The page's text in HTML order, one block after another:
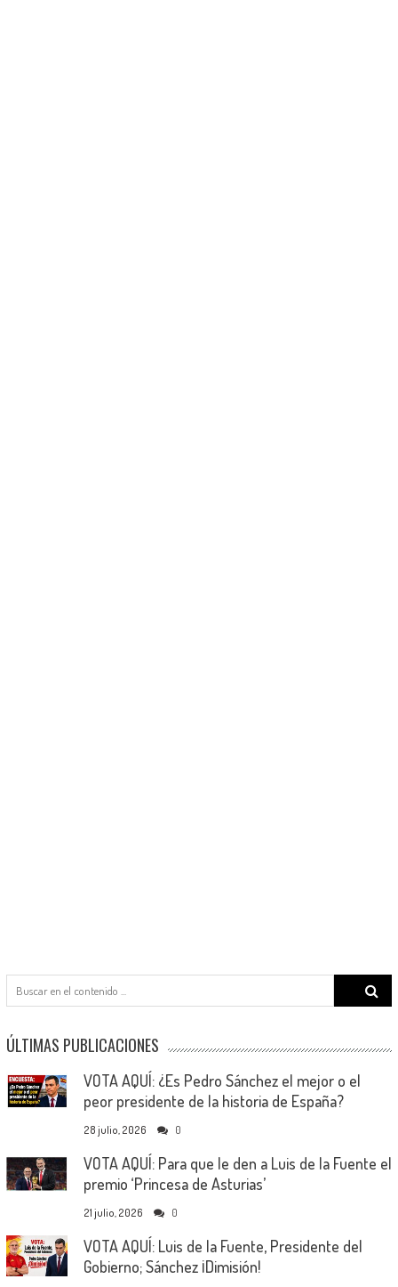
Search
ÚLTIMAS PUBLICACIONES
VOTA AQUÍ: ¿Es Pedro Sánchez el mejor o el
peor presidente de la historia de España?
28 julio, 2026 0
VOTA AQUÍ: Para que le den a Luis de la Fuente el
premio ‘Princesa de Asturias’
21 julio, 2026 0
VOTA AQUÍ: Luis de la Fuente, Presidente del
Gobierno; Sánchez ¡Dimisión!